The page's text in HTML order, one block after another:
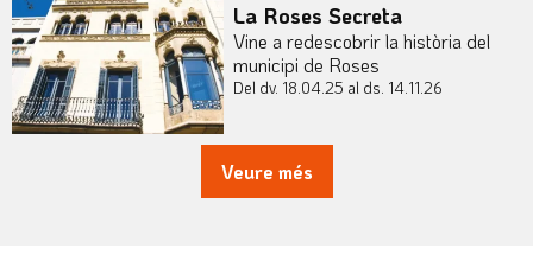
La Roses Secreta
Vine a redescobrir la història del
municipi de Roses
Del dv. 18.04.25 al ds. 14.11.26
Veure més